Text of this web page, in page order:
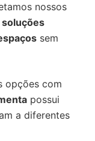
nossos
soluções
sem
opções com
possui
a diferentes